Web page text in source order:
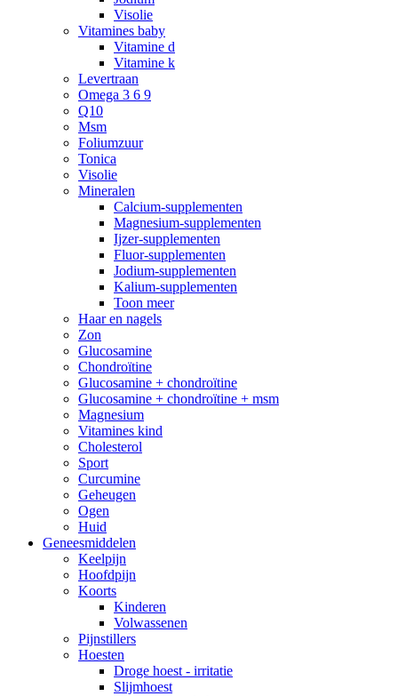
Visolie
Vitamines baby
Vitamine d
Vitamine k
Levertraan
Omega 3 6 9
Q10
Msm
Foliumzuur
Tonica
Visolie
Mineralen
Calcium-supplementen
Magnesium-supplementen
Ijzer-supplementen
Fluor-supplementen
Jodium-supplementen
Kalium-supplementen
Toon meer
Haar en nagels
Zon
Glucosamine
Chondroïtine
Glucosamine + chondroïtine
Glucosamine + chondroïtine + msm
Magnesium
Vitamines kind
Cholesterol
Sport
Curcumine
Geheugen
Ogen
Huid
Geneesmiddelen
Keelpijn
Hoofdpijn
Koorts
Kinderen
Volwassenen
Pijnstillers
Hoesten
Droge hoest - irritatie
Slijmhoest